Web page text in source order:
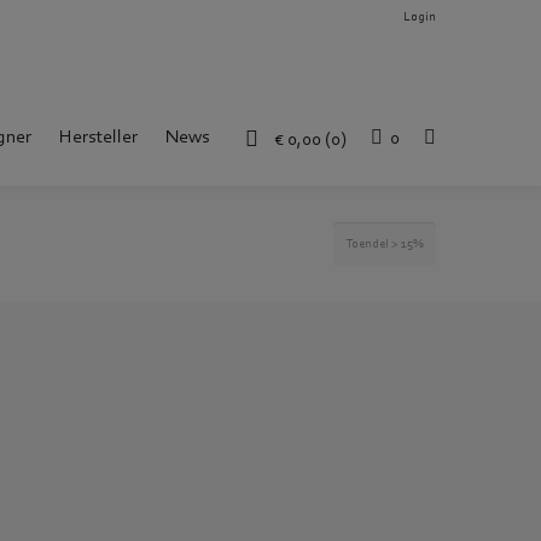
Login
€ 0,00 (0) 0
Hersteller News
Toendel > 15%